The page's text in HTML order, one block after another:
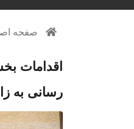
صفحه
اقدامات
رسانی به